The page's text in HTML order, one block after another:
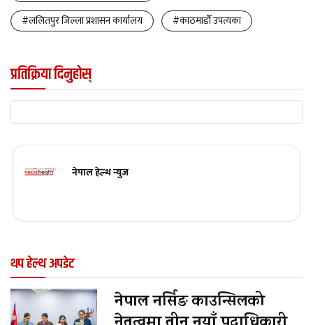
#ललितपुर जिल्ला प्रशासन कार्यालय
#काठमाडौँ उपत्यका
प्रतिक्रिया दिनुहोस्
नेपाल हेल्थ न्युज
थप हेल्थ अपडेट
नेपाल नर्सिङ काउन्सिलको